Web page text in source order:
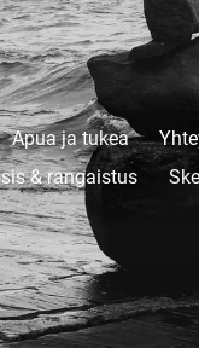
Apua ja tukea
& rangaistus